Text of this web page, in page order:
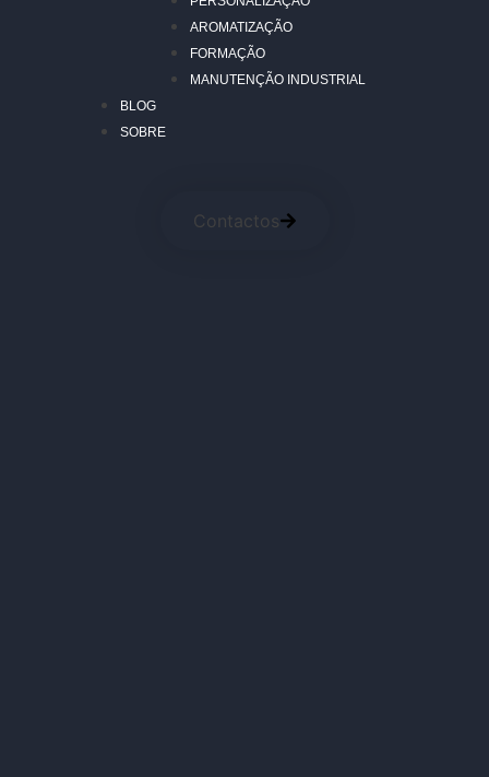
AROMATIZAÇÃO
FORMAÇÃO
MANUTENÇÃO INDUSTRIAL
BLOG
SOBRE
Contactos